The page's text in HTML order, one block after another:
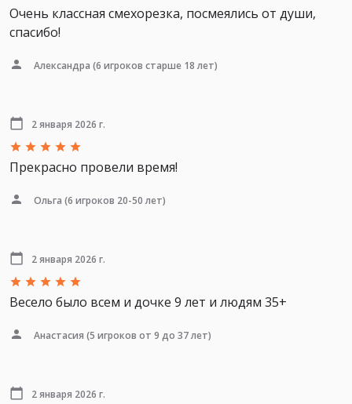
Очень классная смехорезка, посмеялись от души,
спасибо!
Александра (6 игроков старше 18 лет)
2 января 2026 г.
Прекрасно провели время!
Ольга (6 игроков 20-50 лет)
2 января 2026 г.
Весело было всем и дочке 9 лет и людям 35+
Анастасия (5 игроков от 9 до 37 лет)
2 января 2026 г.